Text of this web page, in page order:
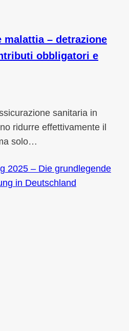
malattia – detrazione
obbligatori e
sanitaria in
ridurre effettivamente il
solo…